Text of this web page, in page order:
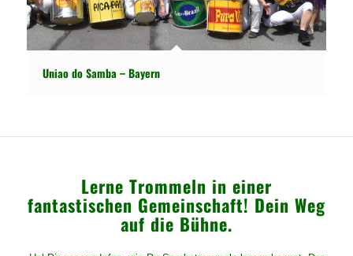
Uniao do Samba – Bayern
Lerne Trommeln in einer
fantastischen Gemeinschaft! Dein Weg
auf die Bühne.